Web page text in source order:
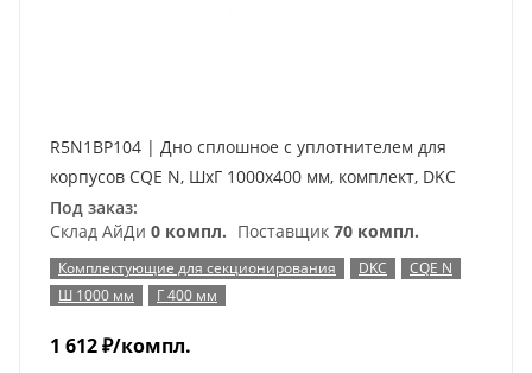
R5N1BP104 | Дно сплошное с уплотнителем для
корпусов CQE N, ШхГ 1000х400 мм, комплект, DKC
Под заказ:
Склад АйДи 0 компл. Поставщик 70 компл.
Комплектующие для секционирования DKC
CQE N
Ш 1000 мм
Г 400 мм
1 612₽/компл.